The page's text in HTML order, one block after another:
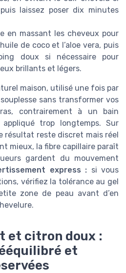
laissez poser dix minutes
en massant les cheveux pour
de coco et l’aloe vera, puis
doux si nécessaire pour
brillants et légers.
maison, utilisé une fois par
sans transformer vos
contrairement à un bain
trop longtemps. Sur
résultat reste discret mais réel
mieux, la fibre capillaire paraît
gardent du mouvement
express : si vous
vérifiez la tolérance au gel
zone de peau avant d’en
et citron doux :
et